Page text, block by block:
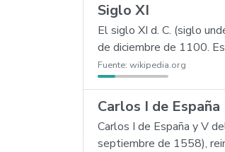
Siglo XI
El siglo XI d. C. (siglo
de diciembre de 1100.
Fuente: wikipedia.org
Carlos I de España
Carlos I de España y V
septiembre de 1558),